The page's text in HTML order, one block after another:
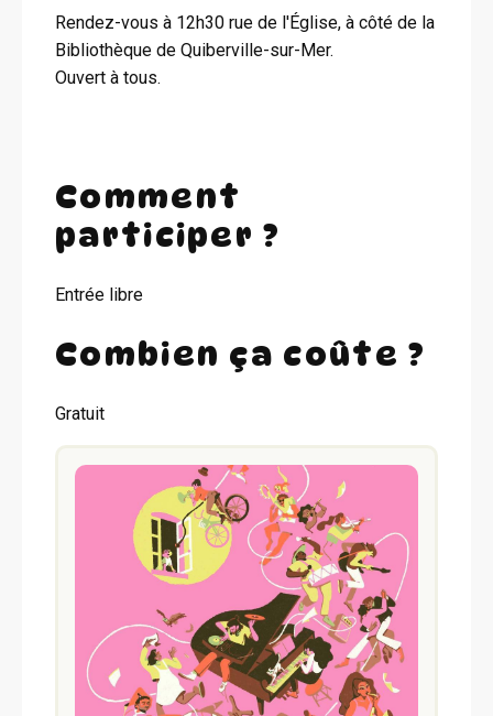
Rendez-vous à 12h30 rue de l'Église, à côté de la
Bibliothèque de Quiberville-sur-Mer.
Ouvert à tous.
Comment
participer ?
Entrée libre
Combien ça coûte ?
Gratuit